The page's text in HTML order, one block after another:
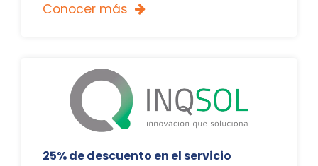
Conocer más 
25% de descuento en el servicio